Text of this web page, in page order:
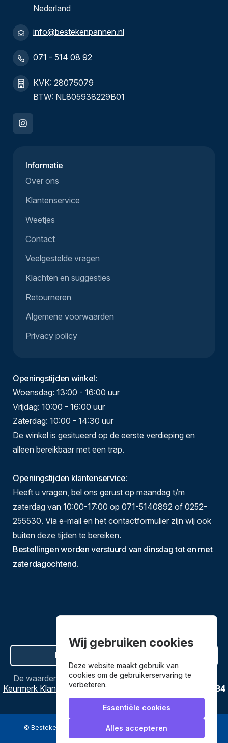
Nederland
info@bestekenpannen.nl
071 - 514 08 92
KVK: 28075079
BTW: NL805938229B01
Informatie
Over ons
Klantenservice
Weetjes
Contact
Veelgestelde vragen
Klachten en suggesties
Retourneren
Algemene voorwaarden
Privacy policy
Openingstijden winkel:
Woensdag: 13:00 - 16:00 uur
Vrijdag: 10:00 - 16:00 uur
Zaterdag: 10:00 - 14:30 uur
De winkel is gesitueerd op de eerste verdieping en
alleen bereikbaar met een trap.
Openingstijden klantenservice:
Heeft u vragen, bel ons gerust op maandag t/m
zaterdag van 10:00-17:00 op 071-5140892 of 0252-
255530. Via e-mail en het contactformulier zijn wij ook
buiten deze tijden te bereiken.
Bestellingen worden verstuurd van dinsdag tot en met
zaterdagochtend.
Hier de overeenkomst ontbinden
De waardering vanBestekenpannen.nlbijWebwinkel
Keurmerk Klantbeoordelingen
3634
reviews.
© Bestekenpannen.nl 2026 een webshop van
Wij gebruiken cookies
Deze website maakt gebruik van
cookies om de gebruikerservaring te
verbeteren.
Essentiële cookies
Alles accepteren